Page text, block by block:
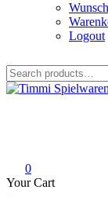
Logout
for:
0
Your Cart